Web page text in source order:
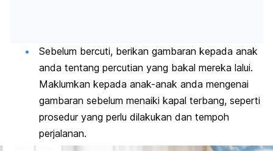
Sebelum bercuti, berikan gambaran kepada anak
anda tentang percutian yang bakal mereka lalui.
Maklumkan kepada anak-anak anda mengenai
gambaran sebelum menaiki kapal terbang, seperti
prosedur yang perlu dilakukan dan tempoh
perjalanan.